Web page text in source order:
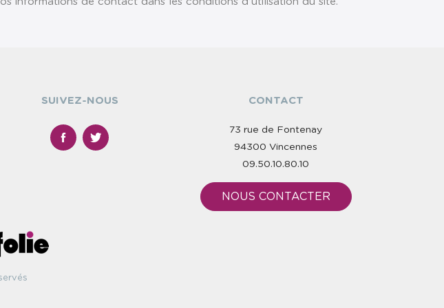
SUIVEZ-NOUS CONTACT
73 rue de Fontenay
94300 Vincennes
09.50.10.80.10
NOUS CONTACTER